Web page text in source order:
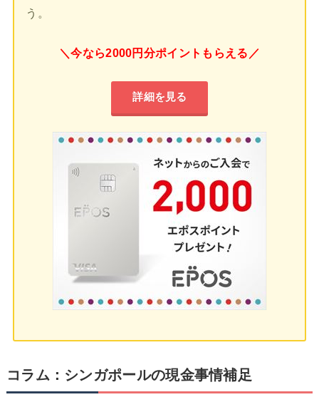
う。
＼今なら2000円分ポイントもらえる／
詳細を見る
コラム：シンガポールの現金事情補足